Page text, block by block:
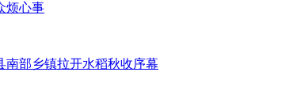
烦心事
南部乡镇拉开水稻秋收序幕